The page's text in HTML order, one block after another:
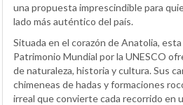
una propuesta imprescindible para
lado más auténtico del país.
Situada en el corazón de Anatolia,
Patrimonio Mundial por la UNESCO
de naturaleza, historia y cultura. Sus
chimeneas de hadas y formaciones
irreal que convierte cada recorrido en